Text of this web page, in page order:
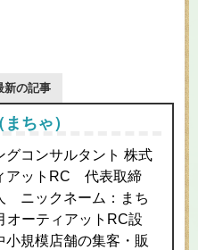
新の記事
ちゃ）
グコンサルタント 株式
アットRC 代表取締
ニックネーム：まち
オーティアットRC設
規模店舗の集客・販